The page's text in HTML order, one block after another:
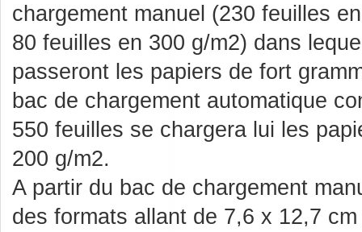
chargement manuel (230 feuilles
80 feuilles en 300 g/m2) dans
passeront les papiers de fort
bac de chargement automatique
550 feuilles se chargera lui les
200 g/m2.
A partir du bac de chargement
des formats allant de 7,6 x 12,7